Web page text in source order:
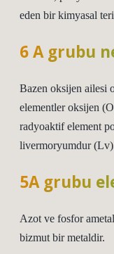
eden bir kimyasal
6 A grubu
Bazen oksijen ailesi
elementler oksijen
radyoaktif element
livermoryumdur
5A grubu
Azot ve fosfor
bizmut bir metaldir.